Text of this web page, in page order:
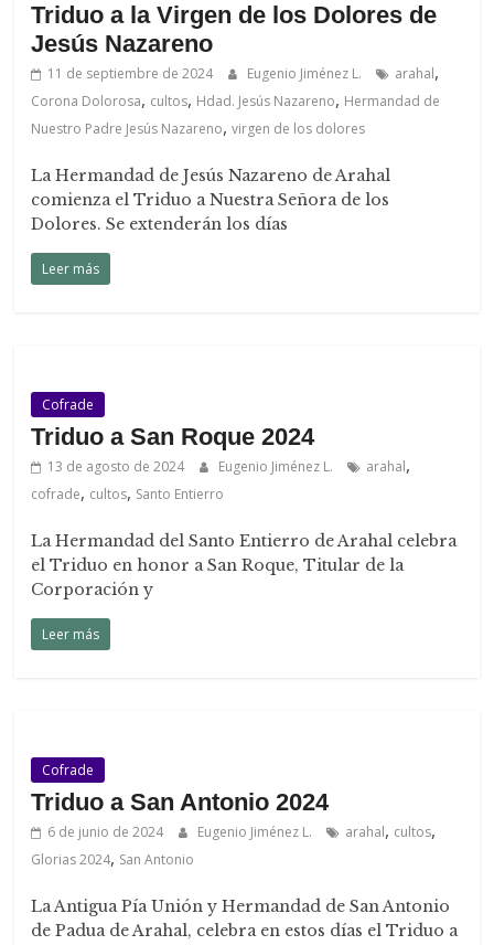
Triduo a la Virgen de los Dolores de
Jesús Nazareno
11 de septiembre de 2024 Eugenio Jiménez L. arahal,
Corona Dolorosa, cultos, Hdad. Jesús Nazareno, Hermandad de
Nuestro Padre Jesús Nazareno,virgen de los dolores
La Hermandad de Jesús Nazareno de Arahal
comienza el Triduo a Nuestra Señora de los
Dolores. Se extenderán los días
Leer más
Cofrade
Triduo a San Roque 2024
13 de agosto de 2024 Eugenio Jiménez L. arahal,
cofrade, cultos, Santo Entierro
La Hermandad del Santo Entierro de Arahal celebra
el Triduo en honor a San Roque, Titular de la
Corporación y
Leer más
Cofrade
Triduo a San Antonio 2024
6 de junio de 2024 Eugenio Jiménez L. arahal, cultos,
Glorias 2024, San Antonio
La Antigua Pía Unión y Hermandad de San Antonio
de Padua de Arahal, celebra en estos días el Triduo a